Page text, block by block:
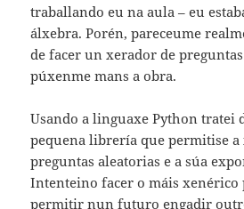
traballando eu na aula – eu
álxebra. Porén, pareceume
de facer un xerador de
púxenme mans a obra.
Usando a linguaxe Python tratei
pequena librería que permitise a
preguntas aleatorias e a súa
Intenteino facer o máis xenérico
permitir nun futuro engadir